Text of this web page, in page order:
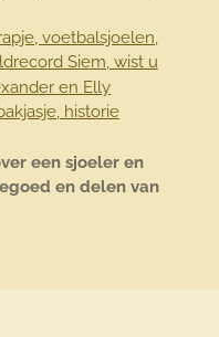
voetbalsjoelen,
Siem, wist u
en Elly
historie
een sjoeler en
en delen van